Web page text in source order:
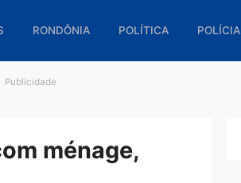
RONDÔNIA POLÍTICA
com ménage,